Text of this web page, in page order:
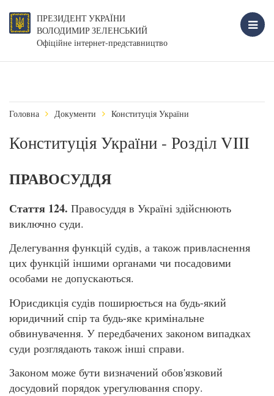
ПРЕЗИДЕНТ УКРАЇНИ
ВОЛОДИМИР ЗЕЛЕНСЬКИЙ
Офіційне інтернет-представництво
Головна Документи Конституція України
Конституція України - Розділ VIII
ПРАВОСУДДЯ
Стаття 124. Правосуддя в Україні здійснюють
виключно суди.
Делегування функцій судів, а також привласнення
цих функцій іншими органами чи посадовими
особами не допускаються.
Юрисдикція судів поширюється на будь-який
юридичний спір та будь-яке кримінальне
обвинувачення. У передбачених законом випадках
суди розглядають також інші справи.
Законом може бути визначений обов'язковий
досудовий порядок урегулювання спору.